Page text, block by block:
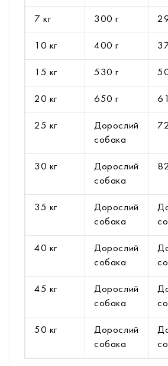
7 кг 300 г
10 кг 400 г
15 кг 530 г
20 кг 650 г
25 кг
Дорослий
собака
30 кг
Дорослий
собака
35 кг
Дорослий
собака
40 кг
Дорослий
собака
45 кг
Дорослий
собака
50 кг
Дорослий
собака